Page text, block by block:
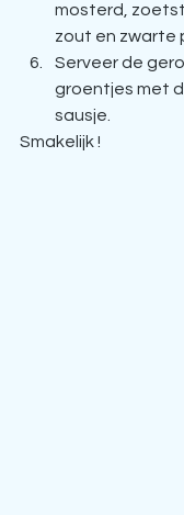
mosterd,
zout en zwarte
Serveer de
groentjes met
sausje.
Smakelijk !